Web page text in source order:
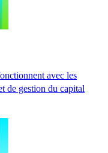
avec les
de gestion du capital